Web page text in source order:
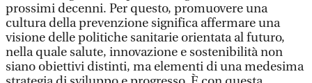
prossimi decenni. Per questo, promuovere una
cultura della prevenzione significa affermare una
visione delle politiche sanitarie orientata al futuro,
nella quale salute, innovazione e sostenibilità non
siano obiettivi distinti, ma elementi di una medesima